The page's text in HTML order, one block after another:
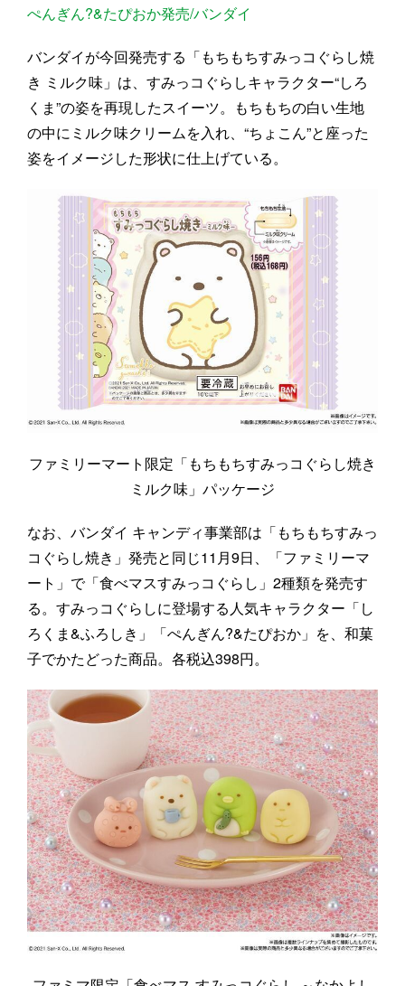
ぺんぎん?&たぴおか発売/バンダイ
バンダイが今回発売する「もちもちすみっコぐらし焼
き ミルク味」は、すみっコぐらしキャラクター“しろ
くま”の姿を再現したスイーツ。もちもちの白い生地
の中にミルク味クリームを入れ、“ちょこん”と座った
姿をイメージした形状に仕上げている。
ファミリーマート限定「もちもちすみっコぐらし焼き
ミルク味」パッケージ
なお、バンダイ キャンディ事業部は「もちもちすみっ
コぐらし焼き」発売と同じ11月9日、「ファミリーマ
ート」で「食べマスすみっコぐらし」2種類を発売す
る。すみっコぐらしに登場する人気キャラクター「し
ろくま&ふろしき」「ぺんぎん?&たぴおか」を、和菓
子でかたどった商品。各税込398円。